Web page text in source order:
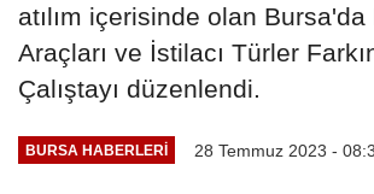
atılım içerisinde olan
Araçları ve İstilacı Türler
Çalıştayı düzenlendi.
BURSA HABERLERI 28 Temmuz 2023 -